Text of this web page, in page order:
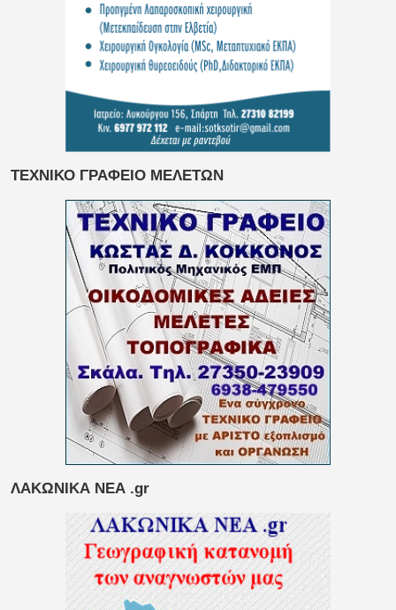
ΤΕΧΝΙΚΟ ΓΡΑΦΕΙΟ ΜΕΛΕΤΩΝ
ΛΑΚΩΝΙΚΑ ΝΕΑ .gr